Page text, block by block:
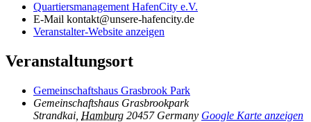
Quartiersmanagement HafenCity e.V.
E-Mail kontakt@unsere-hafencity.de
Veranstalter-Website anzeigen
Veranstaltungsort
Gemeinschaftshaus Grasbrook Park
Gemeinschaftshaus Grasbrookpark
Strandkai Hamburg 20457 Germany Google Karte anzeigen